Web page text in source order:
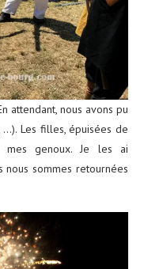
attendant, nous avons pu
Les filles, épuisées de
mes genoux. Je les ai
sommes retournées